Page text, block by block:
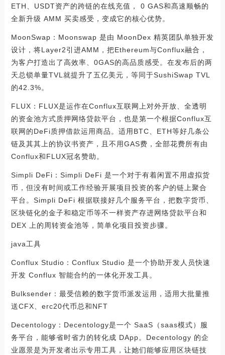
ETH、USDT资产的跨链的在线充值， 0 GAS和髙速顺畅的
全新升级 AMM 买卖感受，变成它的核心优势。
MoonSwap：Moonswap 是由 MoonDex 精英团队单独开发
设计，将Layer2引进AMM，把Ethereum与Conflux融合，
为客户打造出了高效率、0GAS的高品质感受。在发布后的两
天总锁单量TVL就提升了五亿美元，等同于SushiSwap TVL
的42.3%。
FLUX：FLUX是运作在Conflux互联网上对外开放、全透明
的资金池方式质押网络贷款平台，也是第一个根据Conflux互
联网的DeFi质押借款运用商品。适用BTC、ETH等好几条公
链及其其上的协议书资产，且不用GAS费，全部花费所有由
Conflux和FLUX冠名赞助。
Simpli DeFi：Simpli DeFi 是一个对于有着闲置不用虚拟货
币，但没有时间或工作经验开展项目投资的客户的链上聚合
平台。Simpli DeFi 根据联接好几个服务平台，把数字货币、
区块链化的金子和稳定币等不一样资产存进网络贷款平台和
DEX 上的周转资金池等，简单化项目投资步骤。
java工具
Conflux Studio：Conflux Studio 是一个协助开发人员快速
开发 Conflux 智能合约的一体化开发工具。
Bulksender：最受信赖的数字货币派发运用，适用大批量推
送CFX、erc20代币总和NFT
Decentology：Decentology是一个 SaaS（saas模式）服
务平台，能够省时省力的转化成 DApp。Decentology 的企
业愿景是为开发者出示专用工具，让她们能够应用区块链技